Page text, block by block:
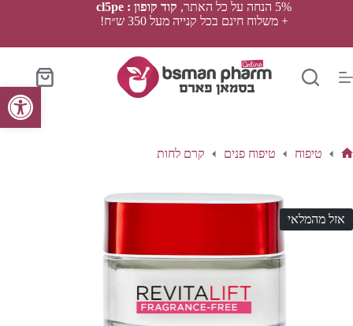
פתח סרגל נגישות
5% הנחה על כל האתר,
קוד קופון : cl5pe
+ משלוח חינם בכל קנייה מעל 350 ש״ח!
סל
הקניות
טיפוח טיפוח פנים קרם לחות
אזל מהמלאי